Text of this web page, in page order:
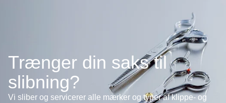
Trænger din saks til
slibning?
Vi sliber og servicerer alle mærker og typer af klippe- og